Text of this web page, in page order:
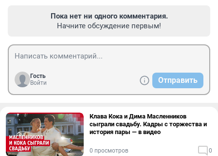
Пока нет ни одного комментария.
Начните обсуждение первым!
Гость
Войти
Отправить
Клава Кока и Дима Масленников
сыграли свадьбу. Кадры с торжества и
история пары — в видео
0 просмотров 0